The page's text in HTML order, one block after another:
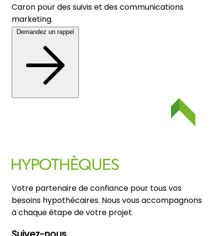
Caron pour des suivis et des communications
marketing.
Demandez un rappel
Votre partenaire de confiance pour tous vos
besoins hypothécaires. Nous vous accompagnons
à chaque étape de votre projet.